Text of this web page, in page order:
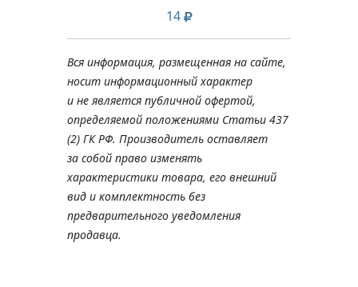
14
Вся информация, размещенная на сайте,
носит информационный характер
и не является публичной офертой,
определяемой положениями Статьи 437
(2) ГК РФ. Производитель оставляет
за собой право изменять
характеристики товара, его внешний
вид и комплектность без
предварительного уведомления
продавца.